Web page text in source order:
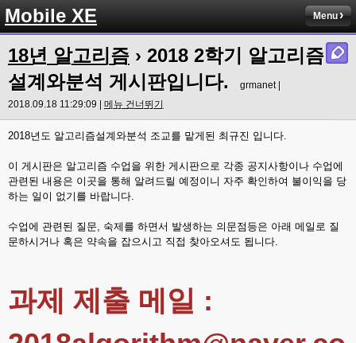
Mobile XE Menu
18년 알고리즘 › 2018 2학기 알고리즘
설계와분석 게시판입니다.
grmanet |
2018.09.18 11:29:09 | 메뉴 건너뛰기
2018년도 알고리즘설계와분석 조교를 맡게된 최규진 입니다.
이 게시판은 알고리즘 수업을 위한 게시판으로 각종 공지사항이나 수업에
관련된 내용은 이곳을 통해 알려드릴 예정이니 자주 확인하여 불이익을 당
하는 일이 없기를 바랍니다.
수업에 관련된 질문, 숙제를 하면서 발생하는 의문점등은 아래 메일로 질
문하시거나 혹은 약속을 잡으시고 직접 찾아오셔도 됩니다.
과제 제출 메일 :